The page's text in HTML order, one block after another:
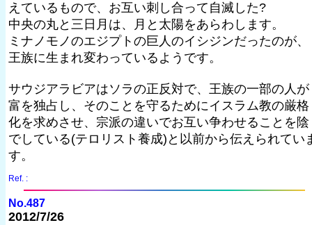
えているもので、お互い刺し合って自滅した?
中央の丸と三日月は、月と太陽をあらわします。
ミナノモノのエジプトの巨人のイシジンだったのが、
王族に生まれ変わっているようです。
サウジアラビアはソラの正反対で、王族の一部の人が
富を独占し、そのことを守るためにイスラム教の厳格
化を求めさせ、宗派の違いでお互い争わせることを陰
でしている(テロリスト養成)と以前から伝えられてい
す。
Ref. :
No.487
2012/7/26